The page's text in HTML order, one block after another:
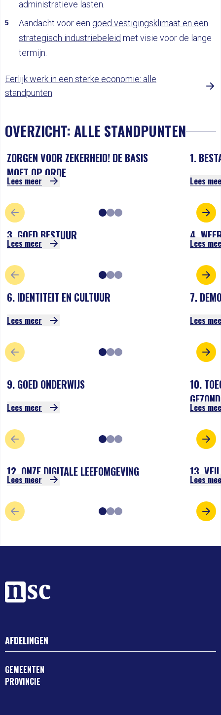
administratieve lasten.
Aandacht voor een goed vestigingsklimaat en een
strategisch industriebeleid met visie voor de lange
termijn.
Eerlijk werk in een sterke economie: alle
standpunten
OVERZICHT: ALLE STANDPUNTEN
ZORGEN VOOR ZEKERHEID! DE BASIS
MOET OP ORDE
Lees meer
1.
Lees
VORIGE SLIDE
3. GOED BESTUUR
Lees meer
4.
Lees
VORIGE SLIDE
6. IDENTITEIT EN CULTUUR
Lees meer
7.
Lees
VORIGE SLIDE
9. GOED ONDERWIJS
Lees meer
10.
Lees
VORIGE SLIDE
12. ONZE DIGITALE LEEFOMGEVING
Lees meer
13.
Lees
VORIGE SLIDE
AFDELINGEN
GEMEENTEN
PROVINCIE